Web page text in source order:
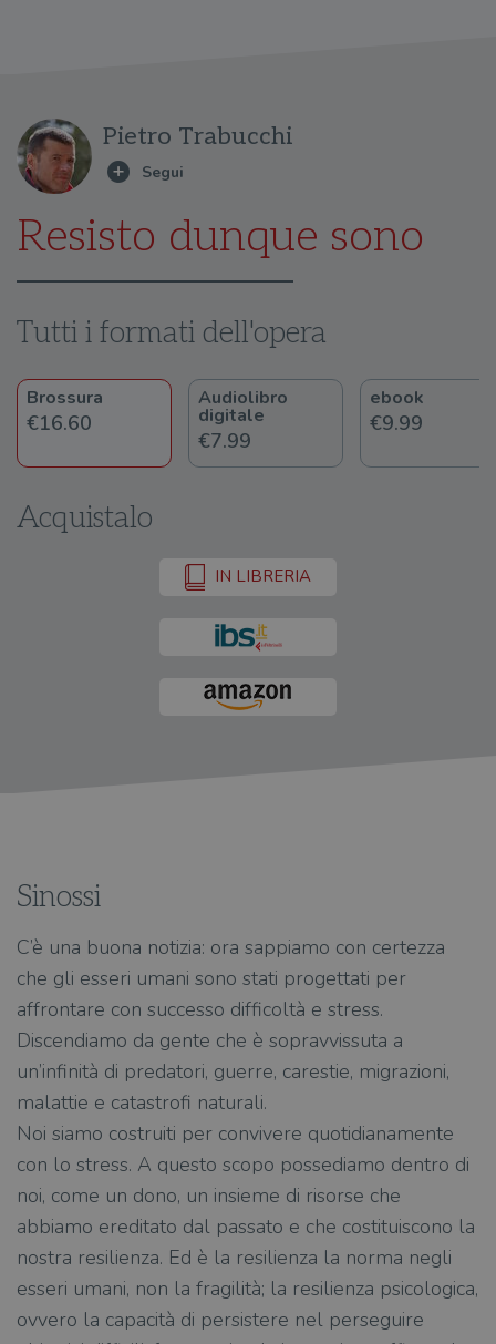
Pietro Trabucchi
Resisto dunque sono
Tutti i formati dell'opera
Brossura
€16.60
Audiolibro
digitale
€7.99
ebook
€9.99
Acquistalo
IN LIBRERIA
Sinossi
C’è una buona notizia: ora sappiamo con certezza
che gli esseri umani sono stati progettati per
affrontare con successo difficoltà e stress.
Discendiamo da gente che è sopravvissuta a
un’infinità di predatori, guerre, carestie, migrazioni,
malattie e catastrofi naturali.
Noi siamo costruiti per convivere quotidianamente
con lo stress. A questo scopo possediamo dentro di
noi, come un dono, un insieme di risorse che
abbiamo ereditato dal passato e che costituiscono la
nostra resilienza. Ed è la resilienza la norma negli
esseri umani, non la fragilità; la resilienza psicologica,
ovvero la capacità di persistere nel perseguire